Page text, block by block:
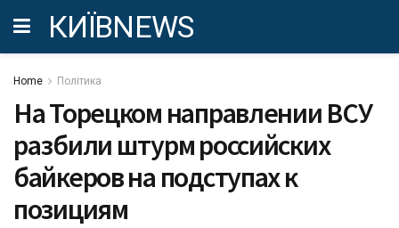
КИЇВNEWS
Home Політика
На Торецком направлении ВСУ
разбили штурм российских
байкеров на подступах к
позициям